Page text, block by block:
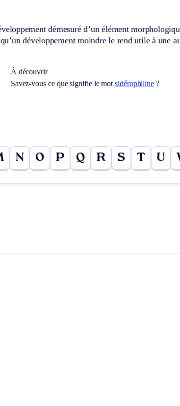
démesuré d’un élément
développement moindre le rend utile à une
À découvrir
Savez-vous ce que signifie le motsidérophiline ?
N O P Q R S T U